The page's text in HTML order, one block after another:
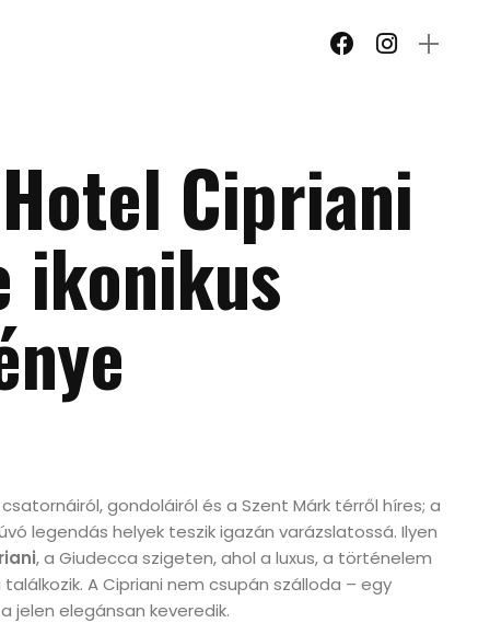
Cipriani
ikonikus
gondoláiról és a Szent Márk térről híres; a
legendás helyek teszik igazán varázslatossá. Ilyen
, a Giudecca szigeten, ahol a luxus, a történelem
A Cipriani nem csupán szálloda – egy
jelen elegánsan keveredik.